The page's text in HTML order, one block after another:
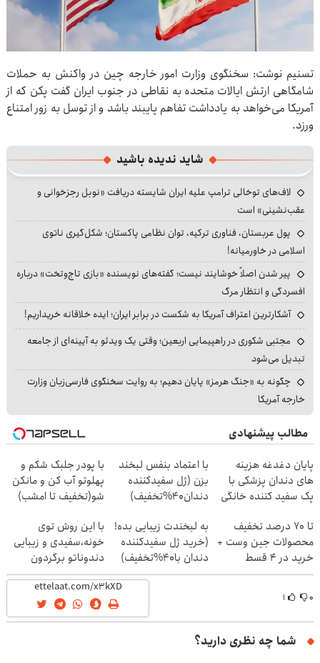
تسنیم نوشت: سخنگوی وزارت امور خارجه چین در واکنش به حملات
شامگاهی ارتش ایالات متحده به نقاطی در جنوب ایران گفت پکن که از
آمریکا می‌خواهد به یادداشت تفاهم پایبند باشد و از توسل به زور امتناع
ورزد.
شاید ندیده باشید
لاف‌های توخالی ترامپ علیه ایران شایسته دریافت «نوبل رجزخوانی و
عقب‌نشینی» است
پول عربستان، فناوری ترکیه، توان نظامی پاکستان؛ شکل‌گیری ناتوی
اسلامی در خاورمیانه!
پیر شدن اصلاً خوشایند نیست؛ گفته‌های نویسنده «بازی تاج‌وتخت» درباره
افسردگی و انتظار مرگ
آشکارترین اعتراف آمریکا به شکست در برابر ایران؛ ایده خلاقانه خریداریم!
مجتبی شکوری در راهپیمایی اربعین؛ وقتی یک ویدئو به آیینه‌ای از جامعه
تبدیل می‌شود
چگونه به «جنگ هرمز» پایان دهیم؛ به روایت سخنگوی فارسی‌زبان وزارت
خارجه آمریکا
مطالب پیشنهادی
پایان دغدغه هزینه
های دندان پزشکی با
پک سفید کننده خانگی
با اعتماد بنفس لبخند
بزن (ژل سفیدکننده
دندان40%تخفیف)
با پودر جلبک شکم و
پهلوتو آب کن و مانکن
شو(تخفیف تا امشب)
تا 70 درصد تخفیف
محصولات جین وست +
خرید در 4 قسط
به لبخندت زیبایی بده!
(خرید ژل سفیدکننده
دندان با40%تخفیف)
با این روش توی
خونه،سفیدی و زیبایی
دندوناتو برگردون
(40%off)
۰ ۱
شما چه نظری دارید؟